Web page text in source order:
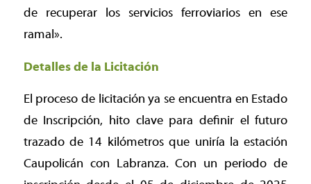
de recuperar los servicios ferroviarios en ese
ramal».
Detalles de la Licitación
El proceso de licitación ya se encuentra en Estado
de Inscripción, hito clave para definir el futuro
trazado de 14 kilómetros que uniría la estación
Caupolicán con Labranza. Con un periodo de